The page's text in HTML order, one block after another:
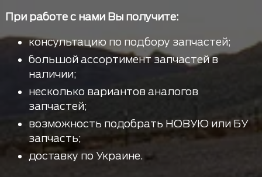
При работе с нами Вы получите:
консультацию по подбору запчастей;
большой ассортимент запчастей в
наличии;
несколько вариантов аналогов
запчастей;
возможность подобрать НОВУЮ или БУ
запчасть;
доставку по Украине.